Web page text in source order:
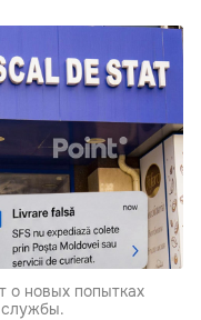
о новых попытках